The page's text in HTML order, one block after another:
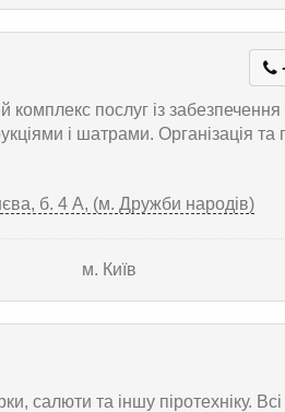
послуг із забезпечення
і шатрами. Організація
б. 4 А, (м. Дружби народів)
м. Київ
салюти та іншу піротехніку. Всі